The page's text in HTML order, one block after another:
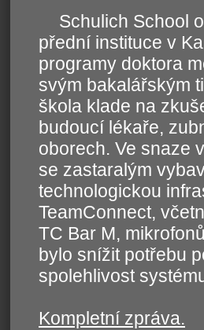
Schulich School
přední instituce v
programy doktora
svým bakalářským
škola klade na
budoucí lékaře,
oborech. Ve snaze
se zastaralým
technologickou
TeamConnect,
TC Bar M,
bylo snížit potřebu
spolehlivost
Kompletní zpráva.